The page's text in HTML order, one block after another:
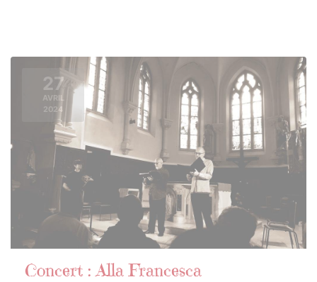
27
AVRIL
2024
Concert : Alla Francesca